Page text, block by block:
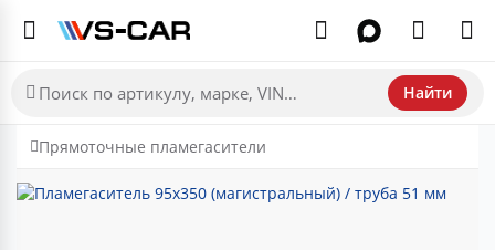
Найти
Прямоточные пламегасители